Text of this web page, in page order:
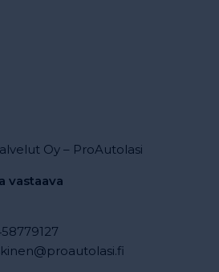
Oy – ProAutolasi
vastaava
@proautolasi.fi